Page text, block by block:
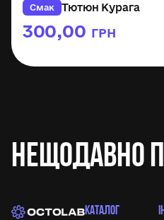
Смак Тютюн Курага
300,00 ГРН
Нещодавно
КАТАЛОГ